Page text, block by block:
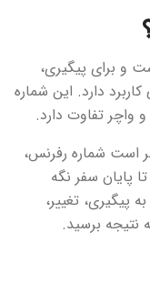
و برای پیگیری،
دارد. این شماره
واچر تفاوت دارد.
است شماره رفرنس،
پایان سفر نگه
پیگیری، تغییر،
نتیجه برسید.